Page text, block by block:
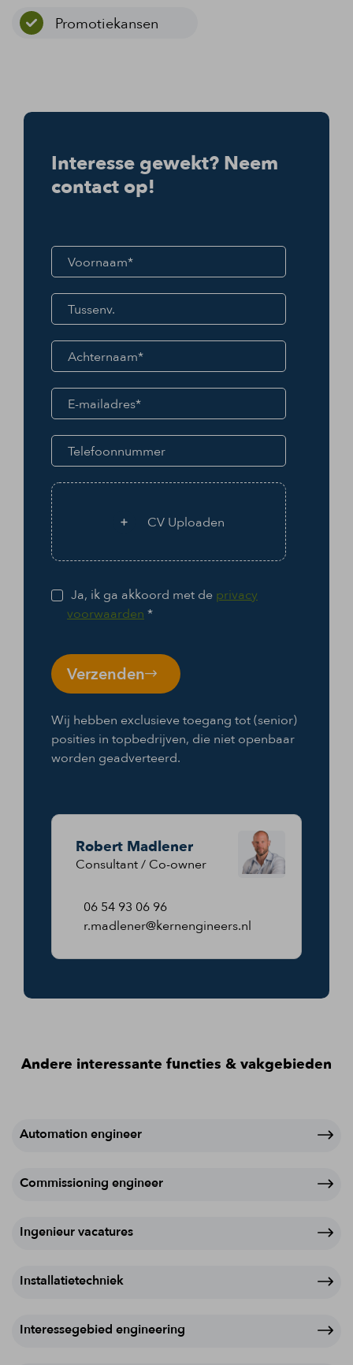
Promotiekansen
Interesse gewekt? Neem
contact op!
CV Uploaden
Ja, ik ga akkoord met deprivacy
voorwaarden*
Verzenden
Wij hebben exclusieve toegang tot (senior)
posities in topbedrijven, die niet openbaar
worden geadverteerd.
Robert Madlener
Consultant / Co-owner
06 54 93 06 96
r.madlener@kernengineers.nl
Andere interessante functies & vakgebieden
Automation engineer
Commissioning engineer
Ingenieur vacatures
Installatietechniek
Interessegebied engineering